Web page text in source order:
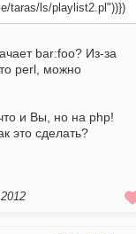
taras/ls/playlist2.pl"))})
bar:foo? Из-за
perl, можно
и Вы, но на php!
это сделать?